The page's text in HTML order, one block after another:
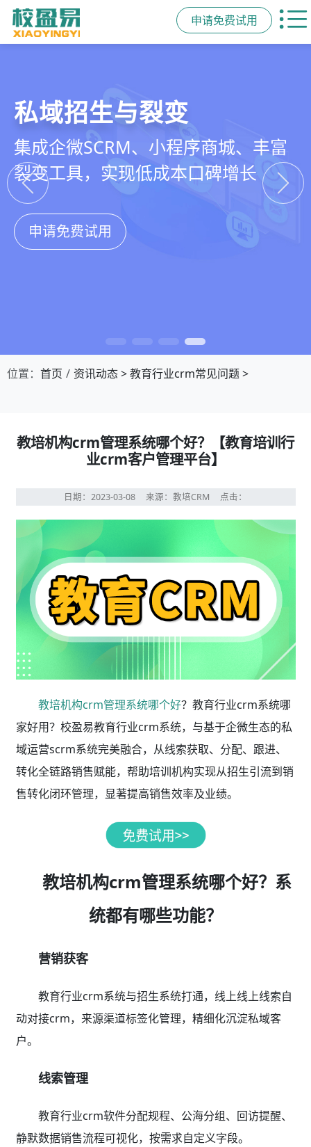
申请免费试用
教培行业CRM
以学员为中心，打通从引流、转化、
教学到复购转介绍的全生命周期增长
引擎
申请免费试用
智能销售漏斗
线索自动分配、标准化跟单、试听转
化分析，打造高绩效招生团队
申请免费试用
精细化客户运营
360°学员画像、自动化服务流程、智
能续费预警，深度挖掘学员长期价值
申请免费试用
私域招生与裂变
集成企微SCRM、小程序商城、丰富
裂变工具，实现低成本口碑增长
申请免费试用
位置： 首页 资讯动态>教育行业crm常见问题>
教培机构crm管理系统哪个好？【教育培训行
业crm客户管理平台】
日期：2023-03-08 来源：教培CRM 点击：
教培机构crm管理系统哪个好？教育行业crm系统哪
家好用？校盈易教育行业crm系统，与基于企微生态的私
域运营scrm系统完美融合，从线索获取、分配、跟进、
转化全链路销售赋能，帮助培训机构实现从招生引流到销
售转化闭环管理，显著提高销售效率及业绩。
教培机构crm管理系统哪个好？系
统都有哪些功能？
营销获客
教育行业crm系统与招生系统打通，线上线上线索自
动对接crm，来源渠道标签化管理，精细化沉淀私域客
户。
线索管理
教育行业crm软件分配规程、公海分组、回访提醒、
静默数据销售流程可视化，按需求自定义字段。